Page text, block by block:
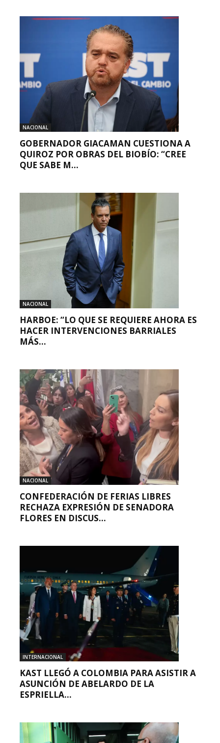
NACIONAL
GOBERNADOR GIACAMAN CUESTIONA A
QUIROZ POR OBRAS DEL BIOBÍO: “CREE
QUE SABE M...
NACIONAL
HARBOE: “LO QUE SE REQUIERE AHORA ES
HACER INTERVENCIONES BARRIALES
MÁS...
NACIONAL
CONFEDERACIÓN DE FERIAS LIBRES
RECHAZA EXPRESIÓN DE SENADORA
FLORES EN DISCUS...
INTERNACIONAL
KAST LLEGÓ A COLOMBIA PARA ASISTIR A
ASUNCIÓN DE ABELARDO DE LA
ESPRIELLA...